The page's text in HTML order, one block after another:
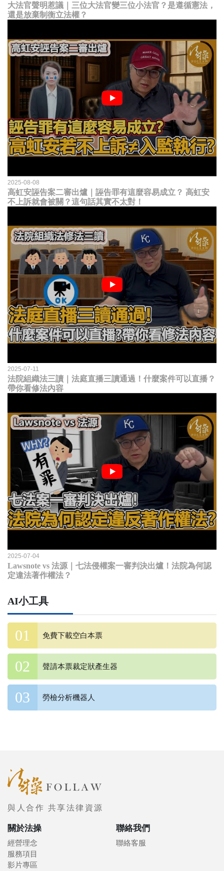
大法官聲明惹議｜三位大法官變三位小法官？是遵循憲法，
還是放棄制衡立法權？
2025-08-08
高虹安誣告案二審出爐｜誣告罪有這麼容易成立？ 高虹安
不上訴就會被關？這句話其實不太對！
2025-07-11
法院組織法三讀｜法庭直播三讀通過！什麼案件可以直播？
帶你看修法內容
2025-07-04
Lawsnote vs 法源｜七法侵權案一審判決出爐！法院為何認
定違法著作權法？
AI小工具
免費下載空白本票
聲請本票裁定狀產生器
勞檢分析機器人
與人合作 共享法律資源
關於法操
經營理念
服務項目
影片專區
聯絡我們
聯絡客服